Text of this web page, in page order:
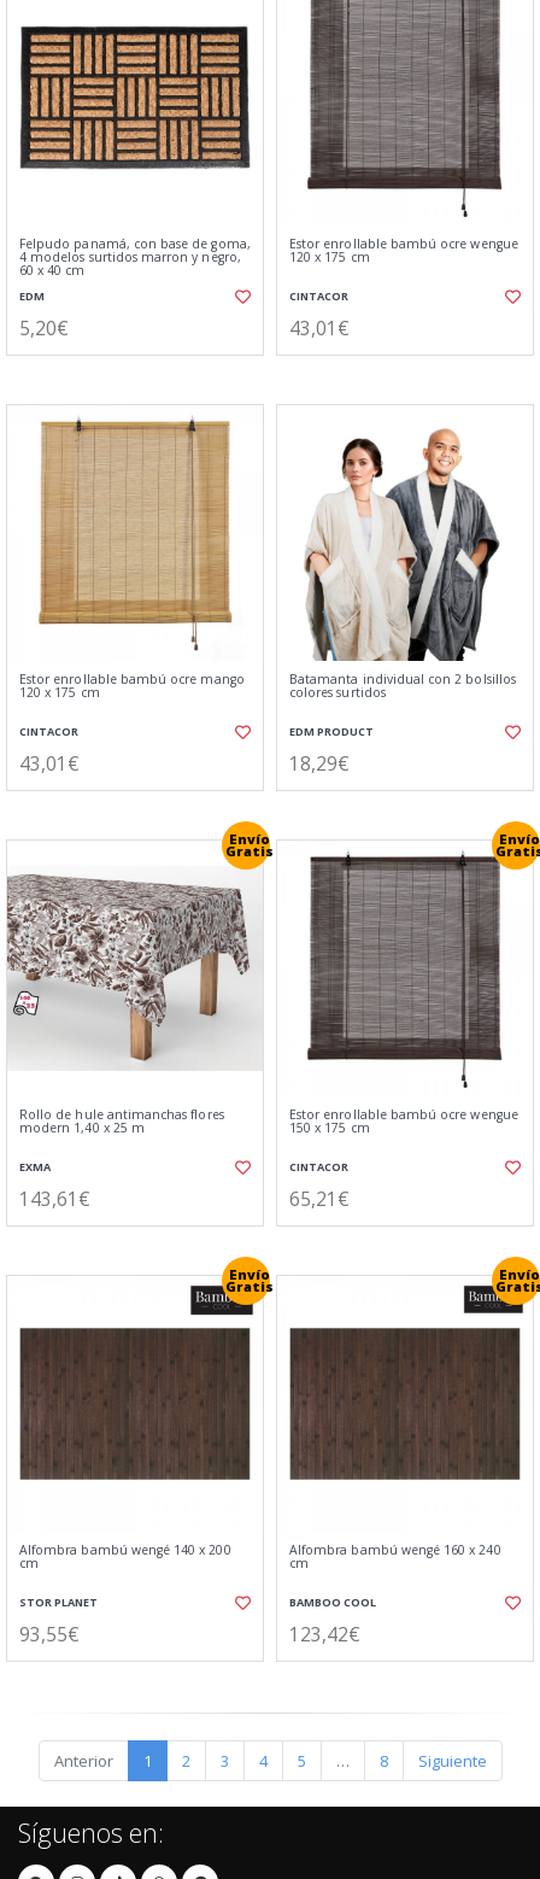
Felpudo panamá, con base de goma,
4 modelos surtidos marron y negro,
60 x 40 cm
EDM
5,20€
Estor enrollable bambú ocre wengue
120 x 175 cm
CINTACOR
43,01€
Estor enrollable bambú ocre mango
120 x 175 cm
CINTACOR
43,01€
Batamanta individual con 2 bolsillos
colores surtidos
EDM PRODUCT
18,29€
Envío
Gratis
Rollo de hule antimanchas flores
modern 1,40 x 25 m
EXMA
143,61€
Envío
Estor enrollable bambú ocre wengue
150 x 175 cm
CINTACOR
65,21€
Envío
Gratis
Alfombra bambú wengé 140 x 200
cm
STOR PLANET
93,55€
Envío
Alfombra bambú wengé 160 x 240
cm
BAMBOO COOL
123,42€
Anterior 1 2 3 4 5 … 8 Siguiente
Síguenos en: